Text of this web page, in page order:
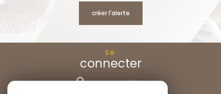
créer l'alerte
Se
connecter
espace propriétaire